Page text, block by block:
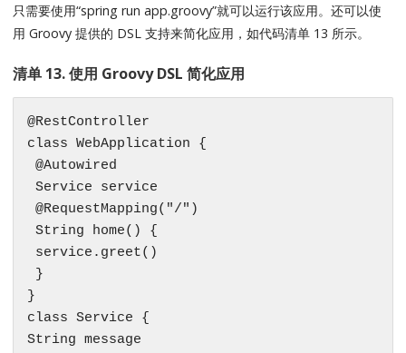
只需要使用“spring run app.groovy”就可以运行该应用。还可以使
用 Groovy 提供的 DSL 支持来简化应用，如代码清单 13 所示。
清单 13. 使用 Groovy DSL 简化应用
@RestController
class WebApplication {
@Autowired
Service service
@RequestMapping("/")
String home() {
service.greet()
}
}
class Service {
String message